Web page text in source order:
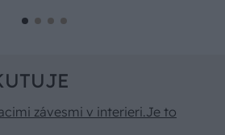
závesmi v interieri.Je to